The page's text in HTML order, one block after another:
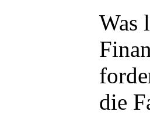
Was
die